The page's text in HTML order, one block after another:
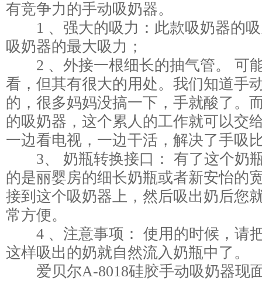
有竞争力的手动吸奶器。
1 、强大的吸力：此款吸奶器的吸
吸奶器的最大吸力；
2 、外接一根细长的抽气管。 可
看，但其有很大的用处。我们知道手
的，很多妈妈没搞一下，手就酸了。
的吸奶器，这个累人的工作就可以交
一边看电视，一边干活，解决了手吸
3、 奶瓶转换接口： 有了这个奶
的是丽婴房的细长奶瓶或者新安怡的
接到这个吸奶器上，然后吸出奶后您
常方便。
4 、注意事项： 使用的时候，请
这样吸出的奶就自然流入奶瓶中了。
爱贝尔A-8018硅胶手动吸奶器现